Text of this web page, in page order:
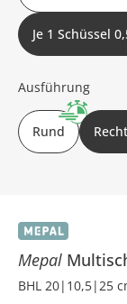
Mepal
BHL 20|10,5|25
Je 1 Schüssel
Ausführung
Rund